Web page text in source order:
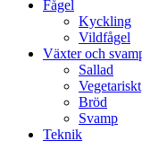
Fågel
Kyckling
Vildfågel
Växter och
Sallad
Vegetariskt
Bröd
Svamp
Teknik